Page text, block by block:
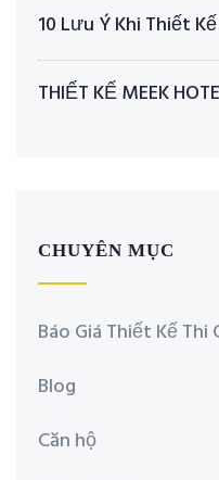
10 Lưu Ý Khi Thiết
THIẾT KẾ MEEK
CHUYÊN MỤC
Báo Giá Thiết Kế Thi
Blog
Căn hộ